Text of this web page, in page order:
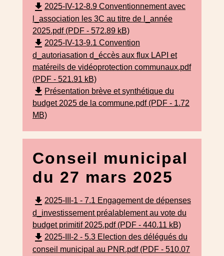
file_download 2025-IV-12-8.9 Conventionnement avec
l_association les 3C au titre de l_année
2025.pdf (PDF - 572.89 kB)
file_download 2025-IV-13-9.1 Convention
d_autoriasation d_éccès aux flux LAPI et
matéreils de vidéoprotection communaux.pdf
(PDF - 521.91 kB)
file_download Présentation brève et synthétique du
budget 2025 de la commune.pdf (PDF - 1.72
MB)
Conseil municipal
du 27 mars 2025
file_download 2025-III-1 - 7.1 Engagement de dépenses
d_investissement préalablement au vote du
budget primitif 2025.pdf (PDF - 440.11 kB)
file_download 2025-III-2 - 5.3 Election des délégués du
conseil municipal au PNR.pdf (PDF - 510.07